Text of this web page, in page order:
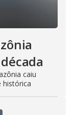
caiu
histórica